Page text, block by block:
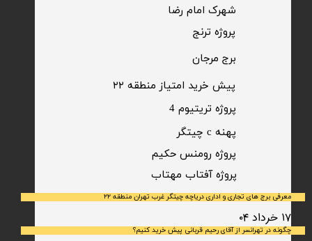
​پروژه ترنج
شهرک امام رضا
برج مرجان
معرفی برج های تجاری و اداری دریاچه چیتگر غرب تهران منطقه ۲۲
۱۷ خرداد ۰۴
چگونه در تهرانسر از آقای رحیم قربانی پیش خرید کنیم؟
پیش خرید امتیاز منطقه ۲۲​​​​​​​
​پروژه آفتاب مهتاب
پروژه رومنس حکیم
پهنه c چیتگر
پروژه تریتیوم 4